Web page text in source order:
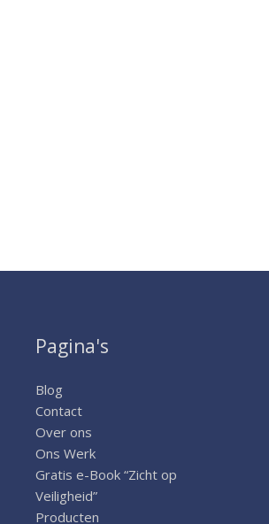
Pagina's
Blog
Contact
Over ons
Ons Werk
Gratis e-Book “Zicht op
Veiligheid”
Producten